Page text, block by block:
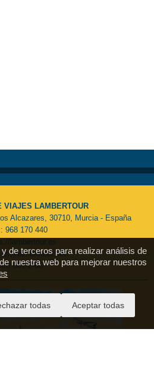
de terceros para realizar análisis de
nuestra web para mejorar nuestros
todas Aceptar todas
VIAJES LAMBERTOUR
Alcazares, 30710, Murcia - España
968 170 440
lambertour.es
MU 061-2-06